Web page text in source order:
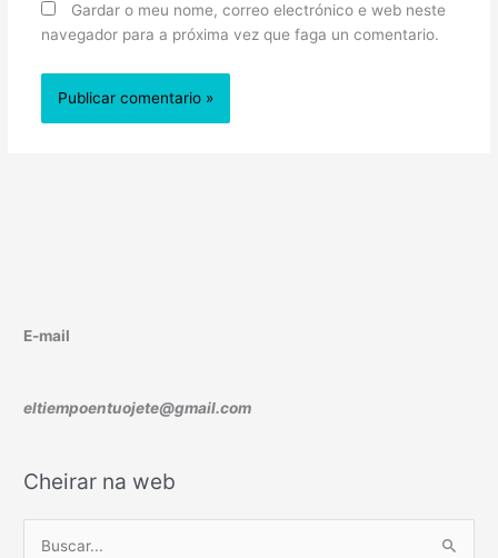
Gardar o meu nome, correo electrónico e web neste
navegador para a próxima vez que faga un comentario.
E-mail
eltiempoentuojete@gmail.com
Cheirar na web